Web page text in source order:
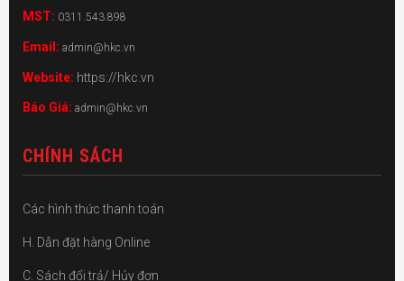
MST: 0311.543.898
Email: admin@hkc.vn
Website: https://hkc.vn
Báo Giá: admin@hkc.vn
CHÍNH SÁCH
Các hình thức thanh toán
H. Dẫn đặt hàng Online
C. Sách đổi trả/ Hủy đơn